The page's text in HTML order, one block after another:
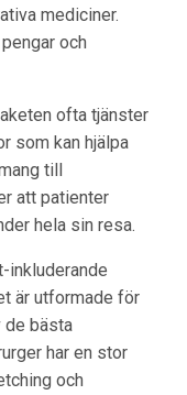
mediciner.
och
ofta tjänster
som kan hjälpa
till
att patienter
hela sin resa.
inkluderande
är utformade för
de bästa
har en stor
och